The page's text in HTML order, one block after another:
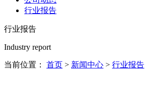
行业报告
行业报告
Industry report
当前位置： 首页 > 新闻中心 > 行业报告